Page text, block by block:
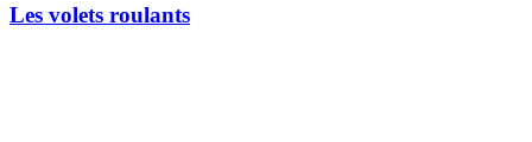
Les volets roulants